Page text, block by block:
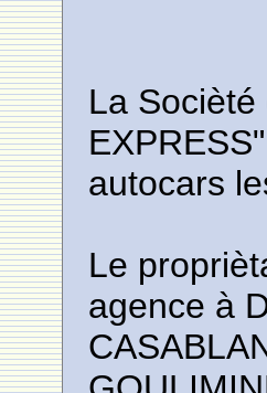
La
autocars
Le
agence à